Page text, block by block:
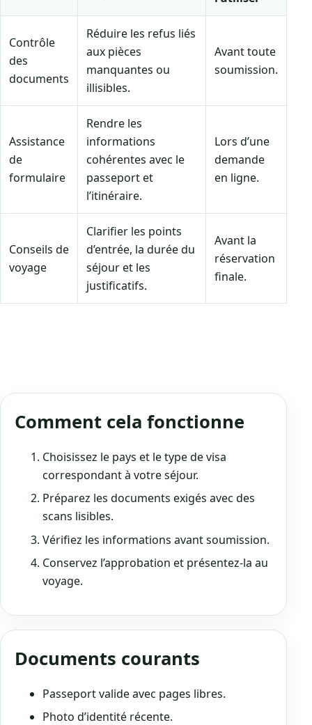
Contrôle
des
documents
Réduire les refus liés
aux pièces
manquantes ou
illisibles.
Avant toute
soumission.
Assistance
de
formulaire
Rendre les
informations
cohérentes avec le
passeport et
l’itinéraire.
Lors d’une
demande
en ligne.
Conseils de
voyage
Clarifier les points
d’entrée, la durée du
séjour et les
justificatifs.
Avant la
réservation
finale.
Comment cela fonctionne
Choisissez le pays et le type de visa
correspondant à votre séjour.
Préparez les documents exigés avec des
scans lisibles.
Vérifiez les informations avant soumission.
Conservez l’approbation et présentez-la au
voyage.
Documents courants
Passeport valide avec pages libres.
Photo d’identité récente.